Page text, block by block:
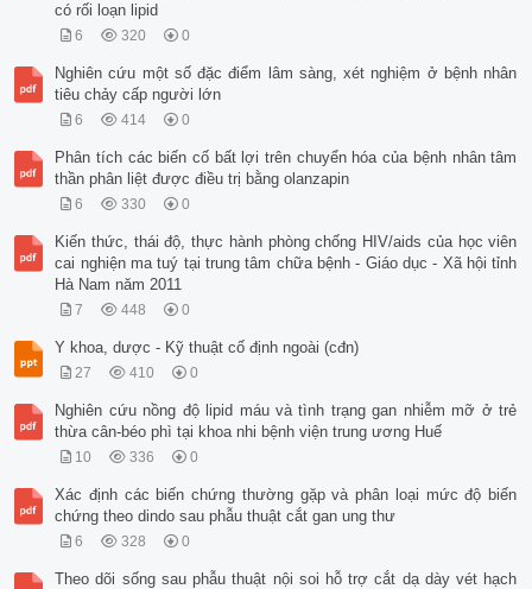
có rối loạn lipid
6 320 0
Nghiên cứu một số đặc điểm lâm sàng, xét nghiệm ở bệnh nhân
tiêu chảy cấp người lớn
6 414 0
Phân tích các biến cố bất lợi trên chuyển hóa của bệnh nhân tâm
thần phân liệt được điều trị bằng olanzapin
6 330 0
Kiến thức, thái độ, thực hành phòng chống HIV/aids của học viên
cai nghiện ma tuý tại trung tâm chữa bệnh - Giáo dục - Xã hội tỉnh
Hà Nam năm 2011
7 448 0
Y khoa, dược - Kỹ thuật cố định ngoài (cđn)
27 410 0
Nghiên cứu nồng độ lipid máu và tình trạng gan nhiễm mỡ ở trẻ
thừa cân-béo phì tại khoa nhi bệnh viện trung ương Huế
10 336 0
Xác định các biến chứng thường gặp và phân loại mức độ biến
chứng theo dindo sau phẫu thuật cắt gan ung thư
6 328 0
Theo dõi sống sau phẫu thuật nội soi hỗ trợ cắt dạ dày vét hạch